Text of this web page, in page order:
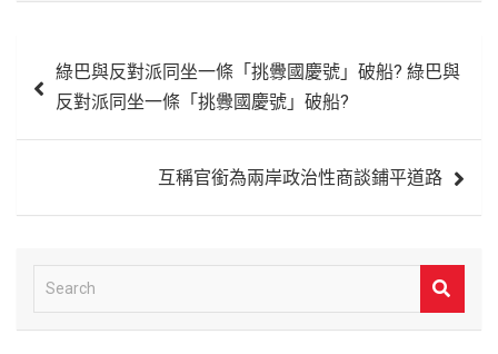
章 綠巴與反對派同坐一條「挑釁國慶號」破船? 綠巴與
反對派同坐一條「挑釁國慶號」破船?
互稱官銜為兩岸政治性商談鋪平道路
e